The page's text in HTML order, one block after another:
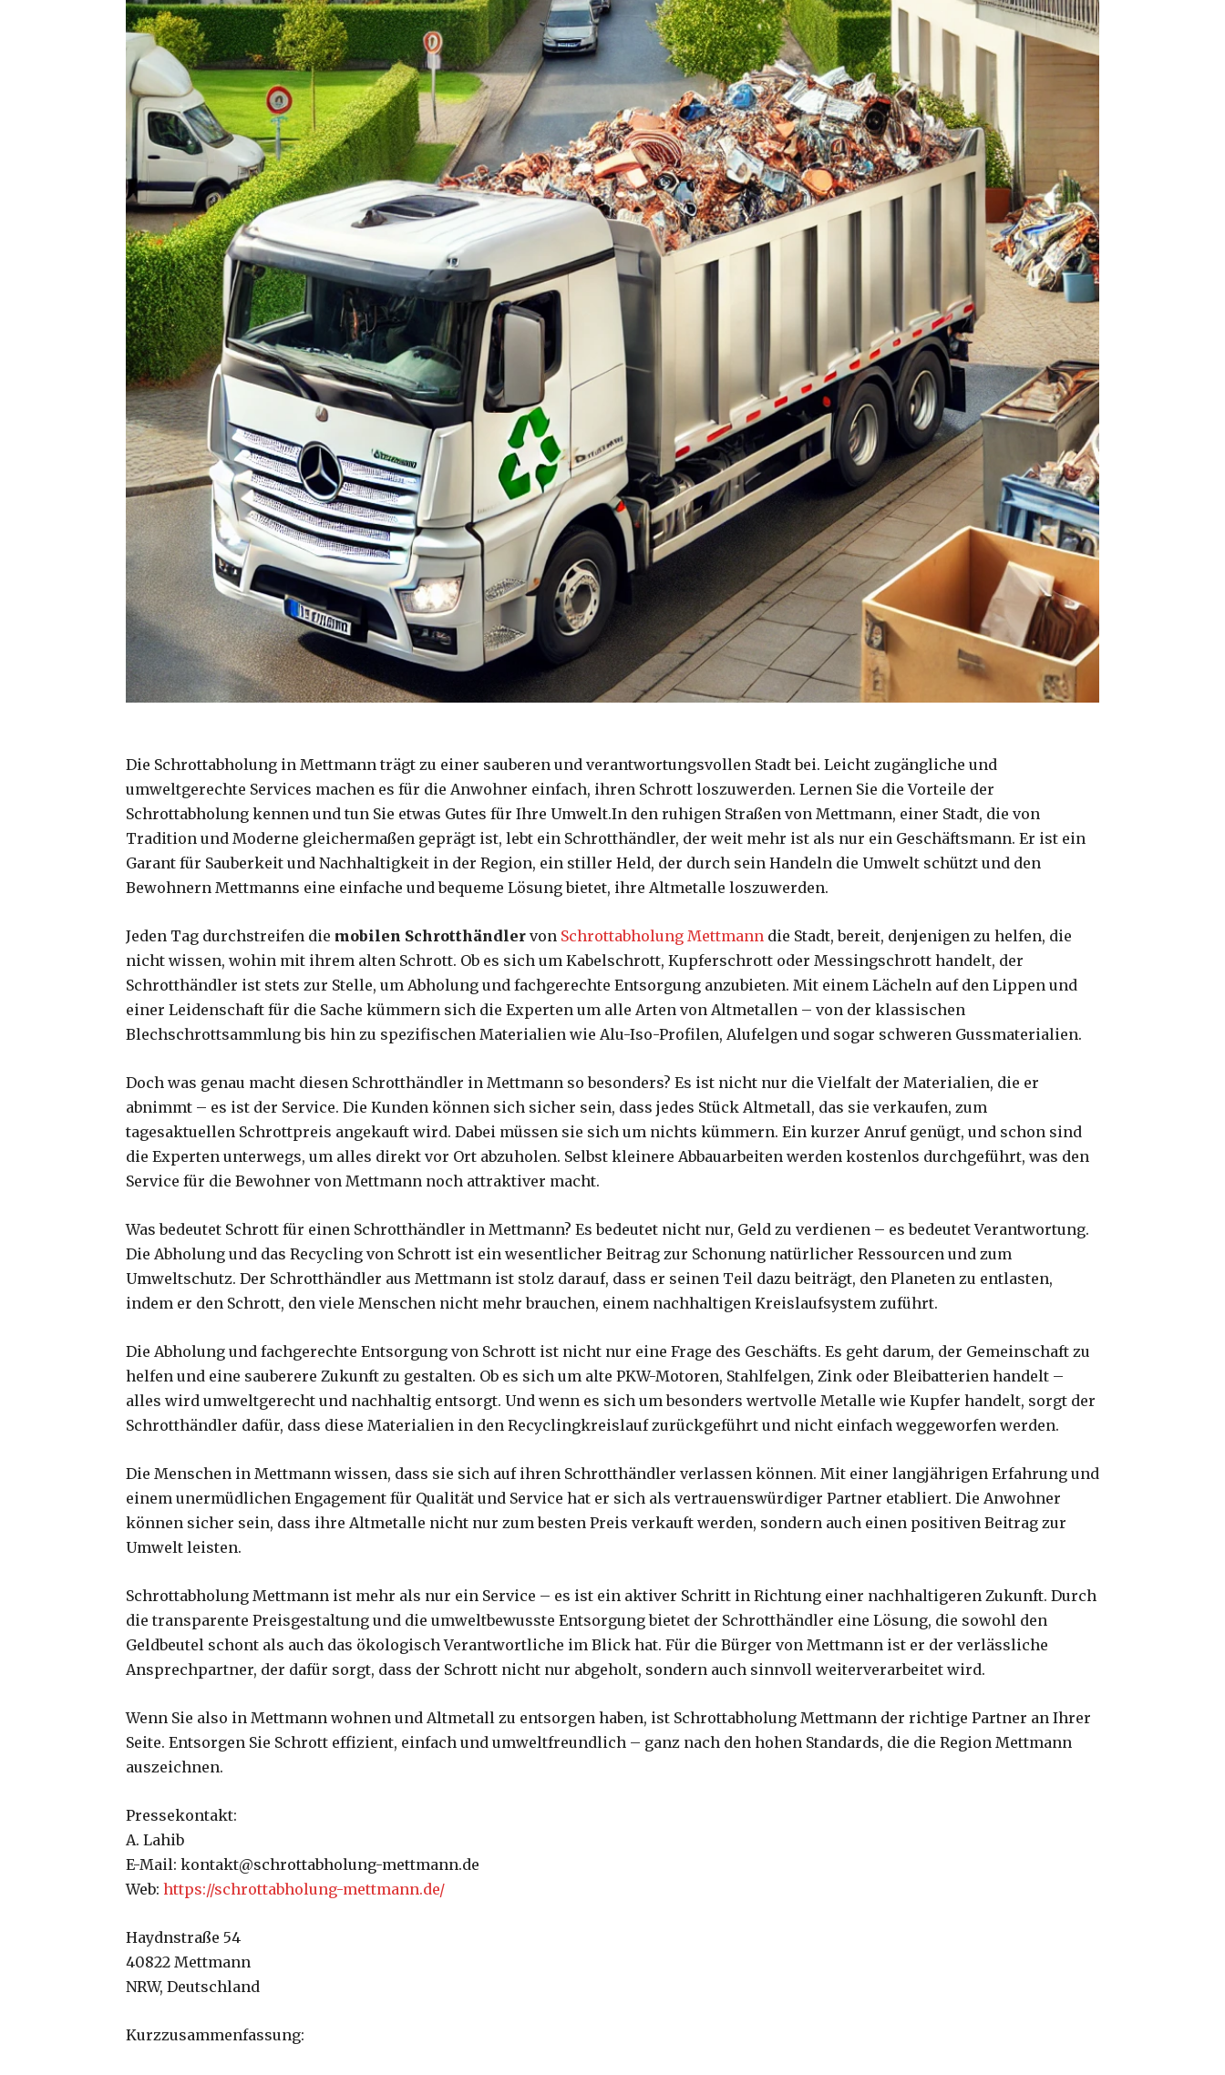
Die Schrottabholung in Mettmann trägt zu einer sauberen und verantwortungsvollen Stadt bei. Leicht zugängliche und
umweltgerechte Services machen es für die Anwohner einfach, ihren Schrott loszuwerden. Lernen Sie die Vorteile der
Schrottabholung kennen und tun Sie etwas Gutes für Ihre Umwelt.In den ruhigen Straßen von Mettmann, einer Stadt, die von
Tradition und Moderne gleichermaßen geprägt ist, lebt ein Schrotthändler, der weit mehr ist als nur ein Geschäftsmann. Er ist ein
Garant für Sauberkeit und Nachhaltigkeit in der Region, ein stiller Held, der durch sein Handeln die Umwelt schützt und den
Bewohnern Mettmanns eine einfache und bequeme Lösung bietet, ihre Altmetalle loszuwerden.
Jeden Tag durchstreifen die mobilen Schrotthändler von Schrottabholung Mettmann die Stadt, bereit, denjenigen zu helfen, die
nicht wissen, wohin mit ihrem alten Schrott. Ob es sich um Kabelschrott, Kupferschrott oder Messingschrott handelt, der
Schrotthändler ist stets zur Stelle, um Abholung und fachgerechte Entsorgung anzubieten. Mit einem Lächeln auf den Lippen und
einer Leidenschaft für die Sache kümmern sich die Experten um alle Arten von Altmetallen – von der klassischen
Blechschrottsammlung bis hin zu spezifischen Materialien wie Alu-Iso-Profilen, Alufelgen und sogar schweren Gussmaterialien.
Doch was genau macht diesen Schrotthändler in Mettmann so besonders? Es ist nicht nur die Vielfalt der Materialien, die er
abnimmt – es ist der Service. Die Kunden können sich sicher sein, dass jedes Stück Altmetall, das sie verkaufen, zum
tagesaktuellen Schrottpreis angekauft wird. Dabei müssen sie sich um nichts kümmern. Ein kurzer Anruf genügt, und schon sind
die Experten unterwegs, um alles direkt vor Ort abzuholen. Selbst kleinere Abbauarbeiten werden kostenlos durchgeführt, was den
Service für die Bewohner von Mettmann noch attraktiver macht.
Was bedeutet Schrott für einen Schrotthändler in Mettmann? Es bedeutet nicht nur, Geld zu verdienen – es bedeutet Verantwortung.
Die Abholung und das Recycling von Schrott ist ein wesentlicher Beitrag zur Schonung natürlicher Ressourcen und zum
Umweltschutz. Der Schrotthändler aus Mettmann ist stolz darauf, dass er seinen Teil dazu beiträgt, den Planeten zu entlasten,
indem er den Schrott, den viele Menschen nicht mehr brauchen, einem nachhaltigen Kreislaufsystem zuführt.
Die Abholung und fachgerechte Entsorgung von Schrott ist nicht nur eine Frage des Geschäfts. Es geht darum, der Gemeinschaft zu
helfen und eine sauberere Zukunft zu gestalten. Ob es sich um alte PKW-Motoren, Stahlfelgen, Zink oder Bleibatterien handelt –
alles wird umweltgerecht und nachhaltig entsorgt. Und wenn es sich um besonders wertvolle Metalle wie Kupfer handelt, sorgt der
Schrotthändler dafür, dass diese Materialien in den Recyclingkreislauf zurückgeführt und nicht einfach weggeworfen werden.
Die Menschen in Mettmann wissen, dass sie sich auf ihren Schrotthändler verlassen können. Mit einer langjährigen Erfahrung und
einem unermüdlichen Engagement für Qualität und Service hat er sich als vertrauenswürdiger Partner etabliert. Die Anwohner
können sicher sein, dass ihre Altmetalle nicht nur zum besten Preis verkauft werden, sondern auch einen positiven Beitrag zur
Umwelt leisten.
Schrottabholung Mettmann ist mehr als nur ein Service – es ist ein aktiver Schritt in Richtung einer nachhaltigeren Zukunft. Durch
die transparente Preisgestaltung und die umweltbewusste Entsorgung bietet der Schrotthändler eine Lösung, die sowohl den
Geldbeutel schont als auch das ökologisch Verantwortliche im Blick hat. Für die Bürger von Mettmann ist er der verlässliche
Ansprechpartner, der dafür sorgt, dass der Schrott nicht nur abgeholt, sondern auch sinnvoll weiterverarbeitet wird.
Wenn Sie also in Mettmann wohnen und Altmetall zu entsorgen haben, ist Schrottabholung Mettmann der richtige Partner an Ihrer
Seite. Entsorgen Sie Schrott effizient, einfach und umweltfreundlich – ganz nach den hohen Standards, die die Region Mettmann
auszeichnen.
Pressekontakt:
A. Lahib
E-Mail: kontakt@schrottabholung-mettmann.de
Web: https://schrottabholung-mettmann.de/
Haydnstraße 54
40822 Mettmann
NRW, Deutschland
Kurzzusammenfassung: